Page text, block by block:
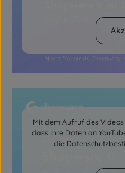
Mit dem Aufruf des
dass Ihre Daten an
die